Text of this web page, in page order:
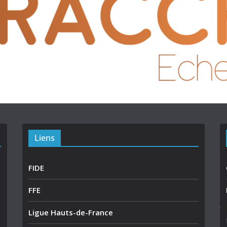
Liens
FIDE
FFE
Ligue Hauts-de-France